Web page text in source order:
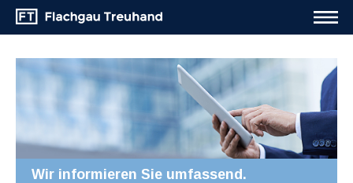
Wir informieren Sie umfassend.